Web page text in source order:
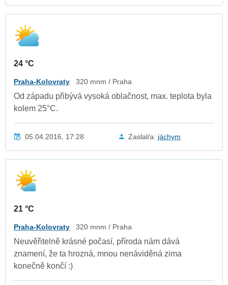
24 °C
Praha-Kolovraty 320 mnm / Praha
Od západu přibývá vysoká oblačnost, max. teplota byla
kolem 25°C.
05.04.2016, 17:28 Zaslal/a: jáchym
21 °C
Praha-Kolovraty 320 mnm / Praha
Neuvěřitelně krásné počasí, příroda nám dává
znamení, že ta hrozná, mnou nenáviděná zima
konečně končí :)